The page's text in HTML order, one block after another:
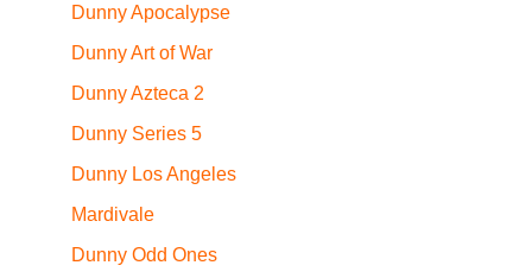
Dunny Apocalypse
Dunny Art of War
Dunny Azteca 2
Dunny Series 5
Dunny Los Angeles
Mardivale
Dunny Odd Ones